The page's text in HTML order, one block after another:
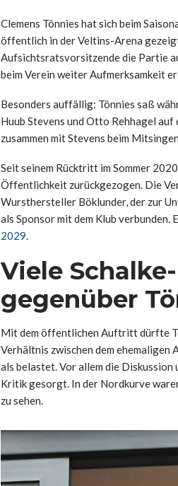
Clemens Tönnies hat sich beim
öffentlich in der Veltins-Arena
Aufsichtsratsvorsitzende die Partie
beim Verein weiter Aufmerksamkeit
Besonders auffällig: Tönnies saß
Huub Stevens und Otto Rehhagel
zusammen mit Stevens beim
Seit seinem Rücktritt im Sommer
Öffentlichkeit zurückgezogen. Die
Wursthersteller Böklunder, der zur
als Sponsor mit dem Klub verbunden.
2029.
Viele
gegenüber
Mit dem öffentlichen Auftritt dürfte
Verhältnis zwischen dem
als belastet. Vor allem die
Kritik gesorgt. In der Nordkurve
zu sehen.